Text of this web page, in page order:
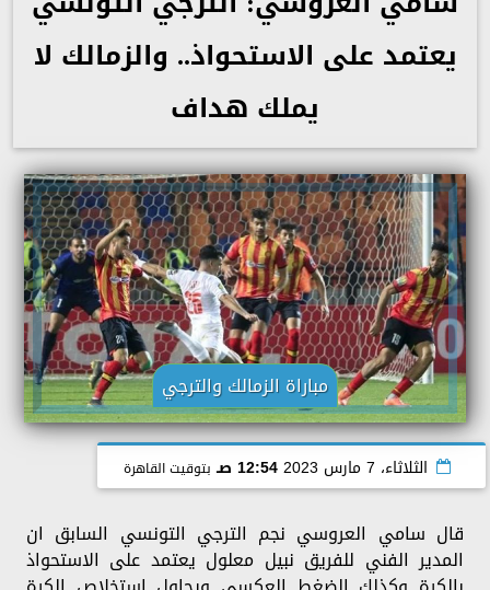
يعتمد على الاستحواذ.. والزمالك لا
يملك هداف
مباراة الزمالك والترجي
الثلاثاء، 7 مارس 2023 12:54 صـ بتوقيت القاهرة
قال سامي العروسي نجم الترجي التونسي السابق ان
المدير الفني للفريق نبيل معلول يعتمد على الاستحواذ